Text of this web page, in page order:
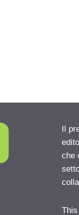
Il
che